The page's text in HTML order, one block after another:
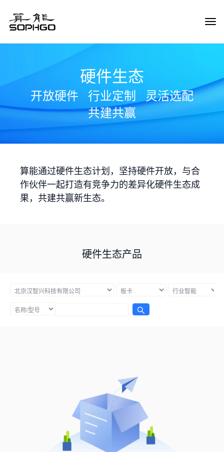
硬件生态
开放硬件 行业定制
灵活选配
共建共赢
算能通过硬件生态计划，坚持硬件开放，与合
作伙伴一起打造有竞争力的差异化硬件生态成
果，共建共赢新生态。
硬件生态产品